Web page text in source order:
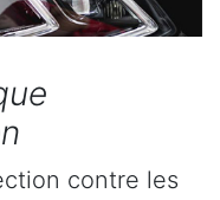
contre les